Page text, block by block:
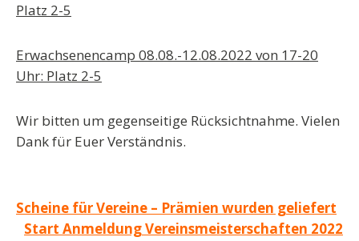
Platz 2-5
Erwachsenencamp 08.08.-12.08.2022 von 17-20
Uhr: Platz 2-5
Wir bitten um gegenseitige Rücksichtnahme. Vielen
Dank für Euer Verständnis.
Beitragsnavigation
Scheine für Vereine – Prämien wurden geliefert
Start Anmeldung Vereinsmeisterschaften 2022